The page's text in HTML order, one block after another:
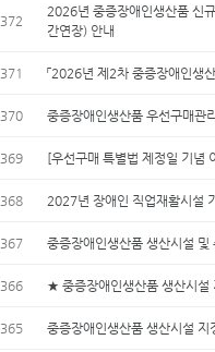
372
2026년 중증장애인생산품 신
간연장) 안내
371 「2026년 제2차 중증장애인생
370 중증장애인생산품 우선구매
369 [우선구매 특별법 제정일 기념
368 2027년 장애인 직업재활시설
367 중증장애인생산품 생산시설
366 ★ 중증장애인생산품 생산시
365 중증장애인생산품 생산시설